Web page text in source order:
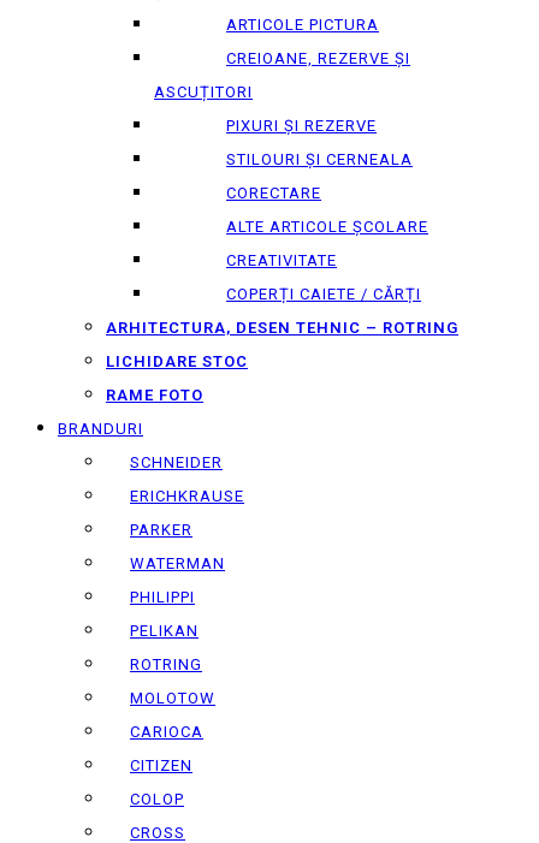
ARTICOLE PICTURA
CREIOANE, REZERVE ȘI
ASCUȚITORI
PIXURI ȘI REZERVE
STILOURI ȘI CERNEALA
CORECTARE
ALTE ARTICOLE ȘCOLARE
CREATIVITATE
COPERȚI CAIETE / CĂRȚI
ARHITECTURA, DESEN TEHNIC – ROTRING
LICHIDARE STOC
RAME FOTO
BRANDURI
SCHNEIDER
ERICHKRAUSE
PARKER
WATERMAN
PHILIPPI
PELIKAN
ROTRING
MOLOTOW
CARIOCA
CITIZEN
COLOP
CROSS